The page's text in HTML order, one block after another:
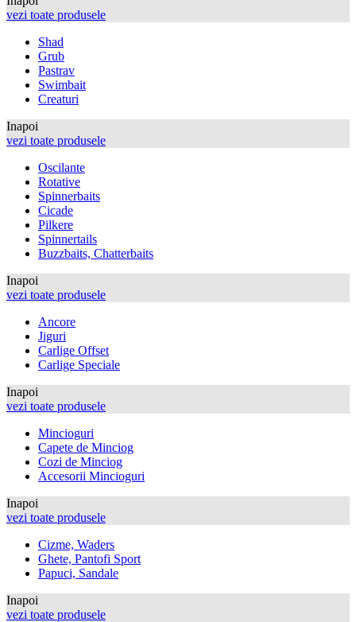
vezi toate produsele
Shad
Grub
Pastrav
Swimbait
Creaturi
Inapoi
vezi toate produsele
Oscilante
Rotative
Spinnerbaits
Cicade
Pilkere
Spinnertails
Buzzbaits, Chatterbaits
Inapoi
vezi toate produsele
Ancore
Jiguri
Carlige Offset
Carlige Speciale
Inapoi
vezi toate produsele
Mincioguri
Capete de Minciog
Cozi de Minciog
Accesorii Mincioguri
Inapoi
vezi toate produsele
Cizme, Waders
Ghete, Pantofi Sport
Papuci, Sandale
Inapoi
vezi toate produsele